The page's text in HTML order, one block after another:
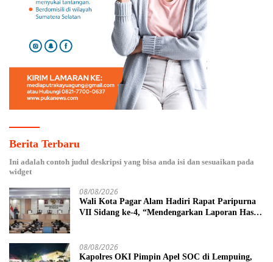
Berita Terbaru
Ini adalah contoh judul deskripsi yang bisa anda isi dan sesuaikan pada
widget
08/08/2026
Wali Kota Pagar Alam Hadiri Rapat Paripurna
VII Sidang ke-4, “Mendengarkan Laporan Hasil
08/08/2026
Kapolres OKI Pimpin Apel SOC di Lempuing,